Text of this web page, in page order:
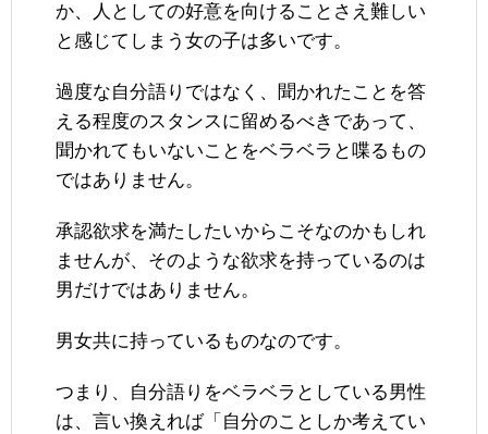
か、人としての好意を向けることさえ難しい
と感じてしまう女の子は多いです。
過度な自分語りではなく、聞かれたことを答
える程度のスタンスに留めるべきであって、
聞かれてもいないことをベラベラと喋るもの
ではありません。
承認欲求を満たしたいからこそなのかもしれ
ませんが、そのような欲求を持っているのは
男だけではありません。
男女共に持っているものなのです。
つまり、自分語りをベラベラとしている男性
は、言い換えれば「自分のことしか考えてい